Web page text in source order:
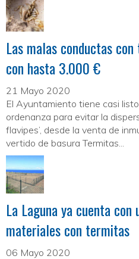
Las malas conductas
con hasta 3.000 €
21 Mayo 2020
El Ayuntamiento tiene casi
ordenanza para evitar la
flavipes’, desde la venta de
vertido de basura Termitas...
La Laguna ya cuenta
materiales con termitas
06 Mayo 2020